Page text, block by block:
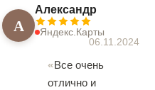
А
Александр
Яндекс.Карты
06.11.2024
Все очень
отлично и